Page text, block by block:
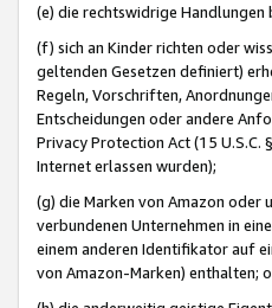
(e) die rechtswidrige
(f) sich an Kinder richten oder
geltenden Gesetzen definiert)
Regeln, Vorschriften,
Entscheidungen oder andere
Privacy Protection Act (15
Internet erlassen wurden);
(g) die Marken von Amazon oder
verbundenen Unternehmen in
einem anderen Identifikator auf
von Amazon-Marken) enthalten;